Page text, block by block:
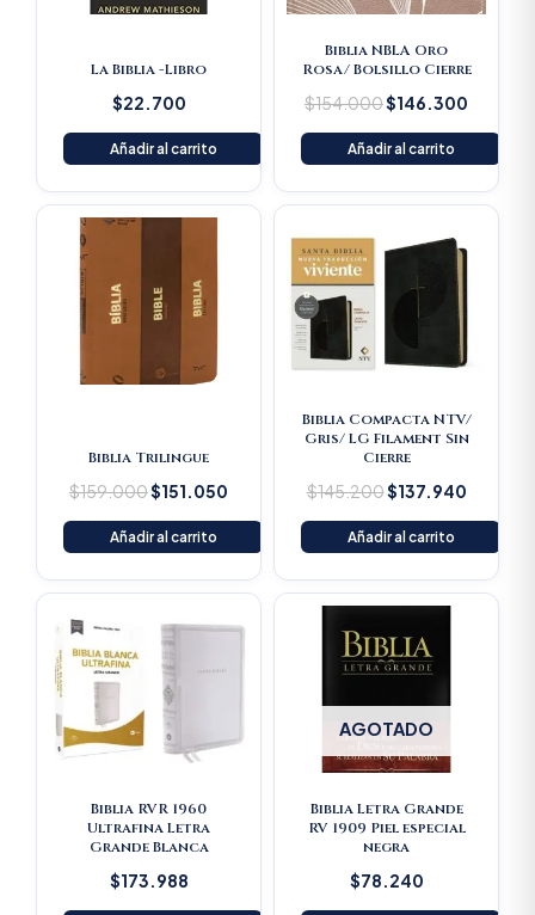
La Biblia -Libro
$22.700
Añadir al carrito
Biblia NBLA Oro
Rosa/ Bolsillo Cierre
$154.000$146.300
Añadir al carrito
Biblia Trilingue
$159.000
Original
$159.000.
$151.050
Current
$151.050.
Añadir al carrito
Biblia Compacta NTV/
Gris/ LG Filament Sin
Cierre
$145.200
was:
$145.200.
$137.940
Current
is:
Añadir al carrito
Biblia RVR 1960
Ultrafina Letra
Grande Blanca
$173.988
AGOTADO
Biblia Letra Grande
RV 1909 Piel especial
negra
$78.240